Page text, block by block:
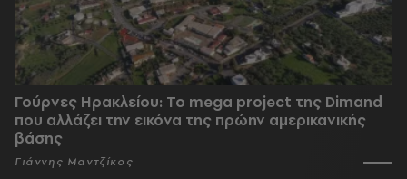
Γούρνες Ηρακλείου: To mega project της Dimand
που αλλάζει την εικόνα της πρώην αμερικανικής
βάσης
Γιάννης Μαντζίκος